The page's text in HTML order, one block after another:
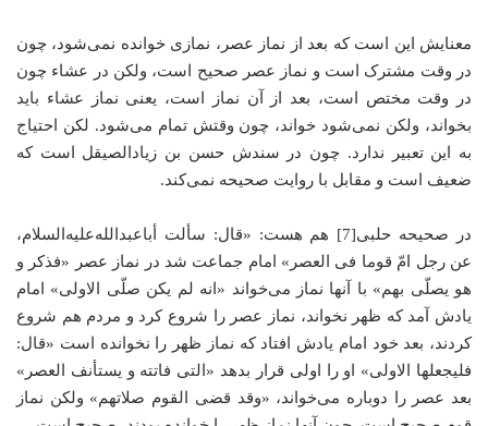
معنایش این است که بعد از نماز عصر، نمازی خوانده نمی‌شود، چون
در وقت مشترک است و نماز عصر صحیح است، ولکن در عشاء چون
در وقت مختص است، بعد از آن نماز است، یعنی نماز عشاء باید
بخواند، ولکن نمی‌شود خواند، چون وقتش تمام می‌شود. لکن احتیاج
به این تعبیر ندارد. چون در سندش حسن بن زیادالصیقل است که
ضعیف است و مقابل با روایت صحیحه نمی‌کند.
در صحیحه‌ حلبی[7] هم هست: «قال: سألت أباعبدالله‌علیه‌السلام،
عن رجل امّ قوما فی العصر» امام جماعت شد در نماز عصر «فذکر و
هو یصلّی بهم» با آنها نماز می‌خواند «انه لم یکن صلّی الاولی» امام
یادش آمد که ظهر نخواند، نماز عصر را شروع کرد و مردم هم شروع
کردند، بعد خود امام یادش افتاد که نماز ظهر را نخوانده است «قال:
فلیجعلها الاولی» او را اولی قرار بدهد «التی فاتته و یستأنف العصر»
بعد عصر را دوباره می‌خواند، «وقد قضی القوم صلاتهم» ولکن نماز